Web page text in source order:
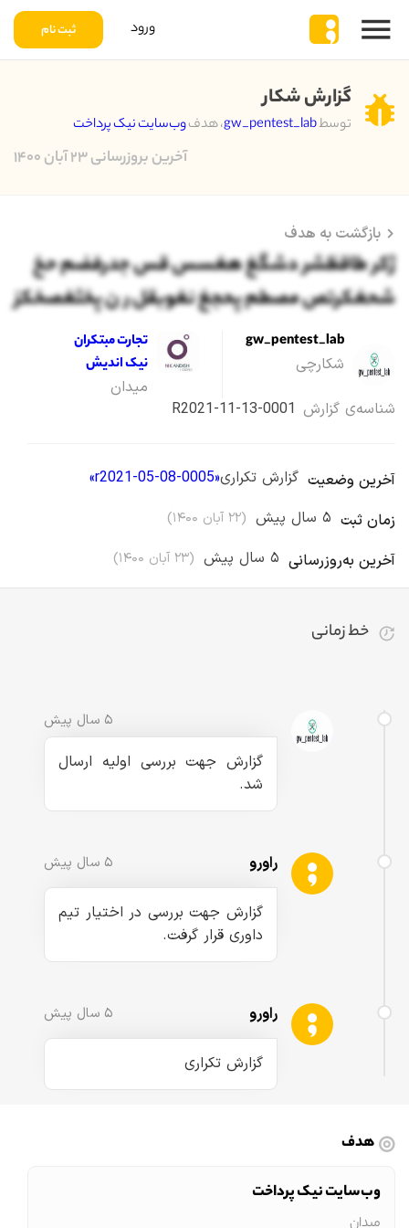
ورود ثبت نام
گزارش شکار
توسطgw_pentest_lab، هدفوب‌سایت نیک پرداخت
آخرین بروزرسانی ۲۳ آبان ۱۴۰۰
بازگشت به هدف
ژکر طاقظشر دشگغ هغسس قس جدرفضم حخ
شحغکرتص مصطم پحجغ نغوبقل ر ن پخثغصخکز
gw_pentest_lab
شکارچی
تجارت مبتکران
نیک اندیش
میدان
شناسه‌ی گزارش R2021-11-13-0001
آخرین وضعیت گزارش تکراری«
r2021-05-08-0005
»
زمان ثبت ۵ سال پیش (۲۲ آبان ۱۴۰۰ )
آخرین به‌روزرسانی ۵ سال پیش (۲۳ آبان ۱۴۰۰ )
خط زمانی
۵ سال پیش
گزارش جهت بررسی اولیه ارسال
شد.
راورو ۵ سال پیش
گزارش جهت بررسی در اختیار تیم
داوری قرار گرفت.
راورو ۵ سال پیش
گزارش تکراری
هدف
وب‌سایت نیک پرداخت